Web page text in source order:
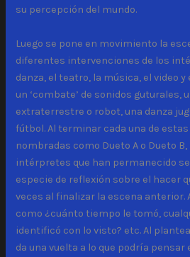
su percepción del mundo.
Luego se pone en movimiento la
diferentes intervenciones de los
danza, el teatro, la música, el video y
un ‘combate’ de sonidos guturales,
extraterrestre o robot, una danza
fútbol. Al terminar cada una de
nombradas como Dueto A o Dueto
intérpretes que han permanecido
especie de reflexión sobre el hacer
veces al finalizar la escena anterior.
como ¿cuánto tiempo le tomó,
identificó con lo visto? etc. Al
da una vuelta a lo que podría